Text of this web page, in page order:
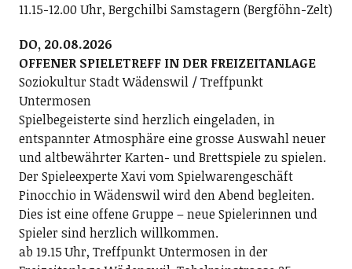
11.15-12.00 Uhr, Bergchilbi Samstagern (Bergföhn-Zelt)
DO, 20.08.2026
OFFENER SPIELETREFF IN DER FREIZEITANLAGE
Soziokultur Stadt Wädenswil / Treffpunkt
Untermosen
Spielbegeisterte sind herzlich eingeladen, in
entspannter Atmosphäre eine grosse Auswahl neuer
und altbewährter Karten- und Brettspiele zu spielen.
Der Spieleexperte Xavi vom Spielwarengeschäft
Pinocchio in Wädenswil wird den Abend begleiten.
Dies ist eine offene Gruppe – neue Spielerinnen und
Spieler sind herzlich willkommen.
ab 19.15 Uhr, Treffpunkt Untermosen in der